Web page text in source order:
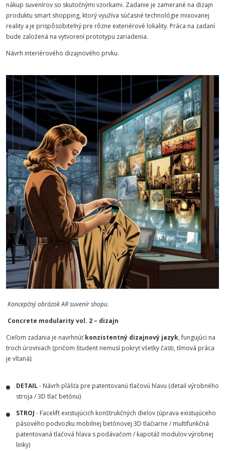
nákup suvenírov so skutočnými vzorkami. Zadanie je zamerané na dizajn
produktu smart shopping, ktorý využíva súčasné technológie mixovanej
reality a je prispôsobiteľný pre rôzne exteriérové lokality. Práca na zadaní
bude založená na vytvorení prototypu zariadenia.
Návrh interiérového dizajnového prvku.
Koncepčný obrázok AR suvenír shopu.
Concrete modularity vol. 2 – dizajn
Cieľom zadania je navrhnúťkonzistentný dizajnový jazyk, fungujúci na
troch úrovniach (pričom študent nemusí pokryť všetky časti, tímová práca
je vítaná):
DETAIL- Návrh plášťa pre patentovanú tlačovú hlavu (detail výrobného
stroja / 3D tlač betónu)
STROJ - Facelift existujúcich konštrukčných dielov (úprava existujúceho
pásového podvozku mobilnej betónovej 3D tlačiarne / multifunkčná
patentovaná tlačová hlava s podávačom / kapotáž modulov výrobnej
linky)